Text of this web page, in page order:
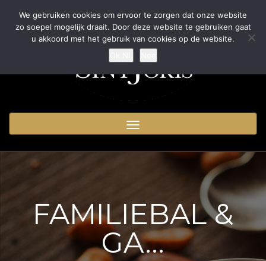
Toggle
navigation
FAMILIEBAL &
GA...
We gebruiken cookies om ervoor te zorgen dat onze website
zo soepel mogelijk draait. Door deze website te gebruiken gaat
u akkoord met het gebruik van cookies op de website.